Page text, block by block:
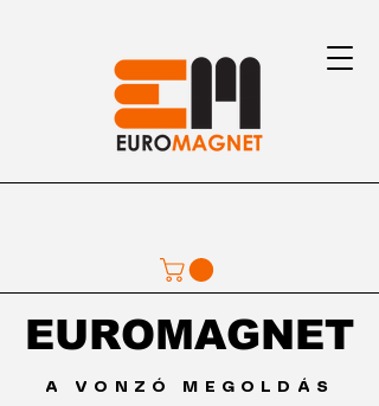
A VONZÓ MEGOLDÁS
EUROMAGNET
EUROMAGNET